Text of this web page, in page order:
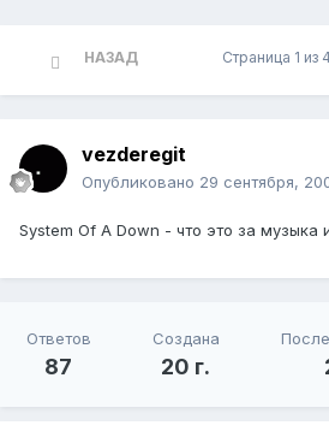
НАЗАД Страница 1 из 4
vezderegit
Опубликовано 29 сентября,
System Of A Down - что это за музыка
Ответов
87
Создана
20 г.